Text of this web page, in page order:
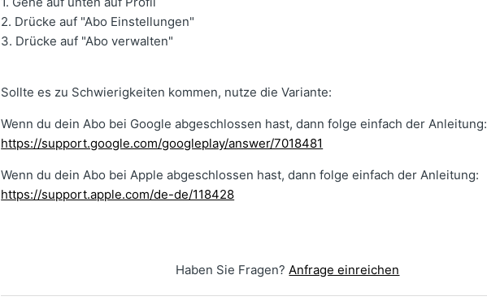
2. Drücke auf "Abo Einstellungen"
3. Drücke auf "Abo verwalten"
Sollte es zu Schwierigkeiten kommen, nutze die Variante:
Wenn du dein Abo bei Google abgeschlossen hast, dann folge einfach der Anleitung:
https://support.google.com/googleplay/answer/7018481
Wenn du dein Abo bei Apple abgeschlossen hast, dann folge einfach der Anleitung:
https://support.apple.com/de-de/118428
Haben Sie Fragen?Anfrage einreichen